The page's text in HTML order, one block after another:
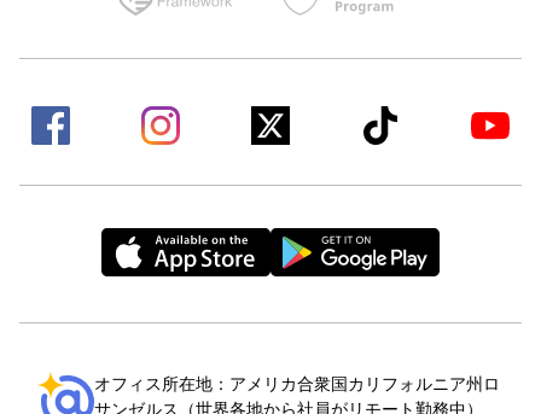
オフィス所在地：アメリカ合衆国カリフォルニア州ロ
サンゼルス（世界各地から社員がリモート勤務中）